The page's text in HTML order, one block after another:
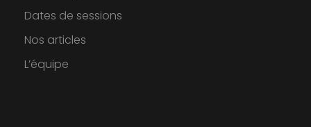
Dates de sessions
Nos articles
L’équipe